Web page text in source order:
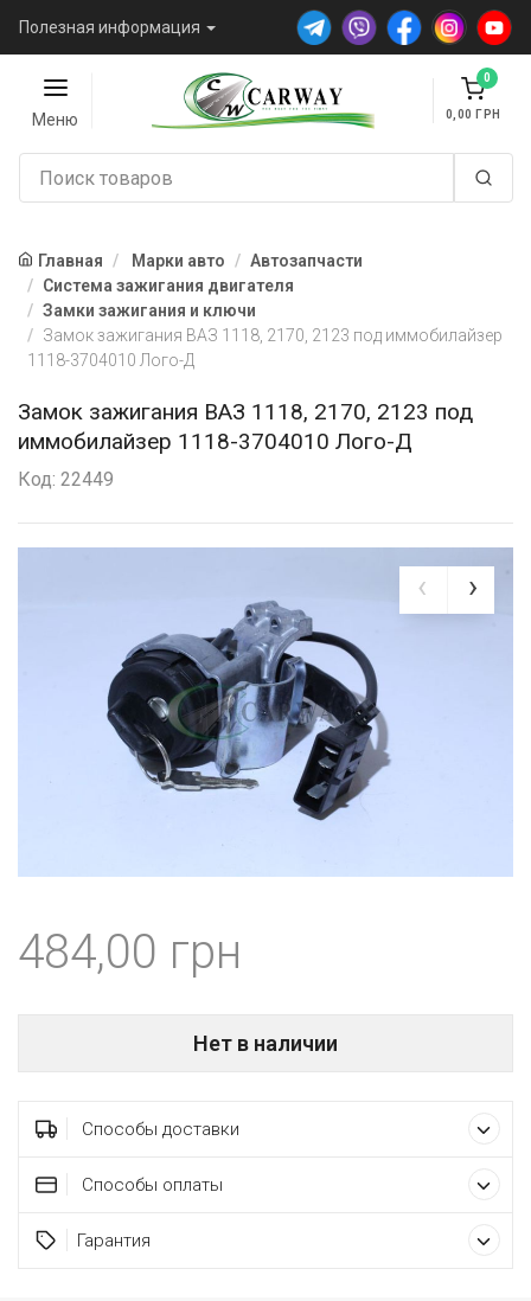
Полезная информация
Меню
0
0,00
Главная Марки авто
Автозапчасти
Система зажигания двигателя
Замки зажигания и ключи
Замок зажигания ВАЗ 1118, 2170, 2123 под иммобилайзер
1118-3704010 Лого-Д
Замок зажигания ВАЗ 1118, 2170, 2123 под
иммобилайзер 1118-3704010 Лого-Д
Код: 22449
484,00
Нет в наличии
Способы доставки
Способы оплаты
Гарантия